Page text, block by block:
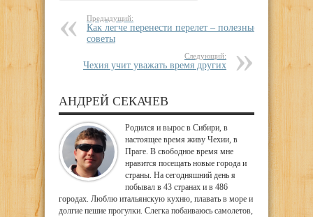
Предыдущий:
Как легче перенести перелет – полезные
советы
Следующий:
Чехия учит уважать время других
АНДРЕЙ СЕКАЧЕВ
Родился и вырос в Сибири, в
настоящее время живу Чехии, в
Праге. В свободное время мне
нравится посещать новые города и
страны. На сегодняшний день я
побывал в 43 странах и в 486
городах. Люблю итальянскую кухню, плавать в море и
долгие пешие прогулки. Слегка побаиваюсь самолетов,